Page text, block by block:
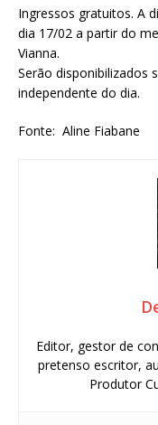
Ingressos gratuitos. A
dia 17/02 a partir do
Vianna.
Serão disponibilizados
independente do dia.
Fonte: Aline Fiabane
Editor, gestor de
pretenso escritor,
Produtor